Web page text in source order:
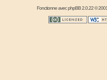
Fonctionne avecphpBB2.0.22 ©